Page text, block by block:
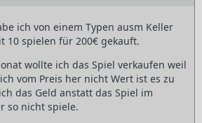
ich von einem Typen ausm Keller
10 spielen für 200€ gekauft.
wollte ich das Spiel verkaufen weil
vom Preis her nicht Wert ist es zu
das Geld anstatt das Spiel im
so nicht spiele.